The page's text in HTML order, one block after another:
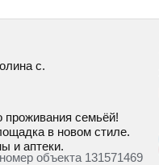
с.
проживания семьёй!
в новом стиле.
и аптеки.
номер объекта 131571469